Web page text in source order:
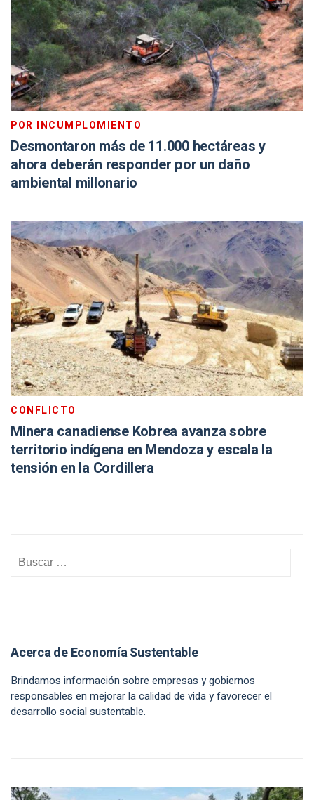
POR INCUMPLOMIENTO
Desmontaron más de 11.000 hectáreas y
ahora deberán responder por un daño
ambiental millonario
CONFLICTO
Minera canadiense Kobrea avanza sobre
territorio indígena en Mendoza y escala la
tensión en la Cordillera
Acerca de Economía Sustentable
Brindamos información sobre empresas y gobiernos
responsables en mejorar la calidad de vida y favorecer el
desarrollo social sustentable.